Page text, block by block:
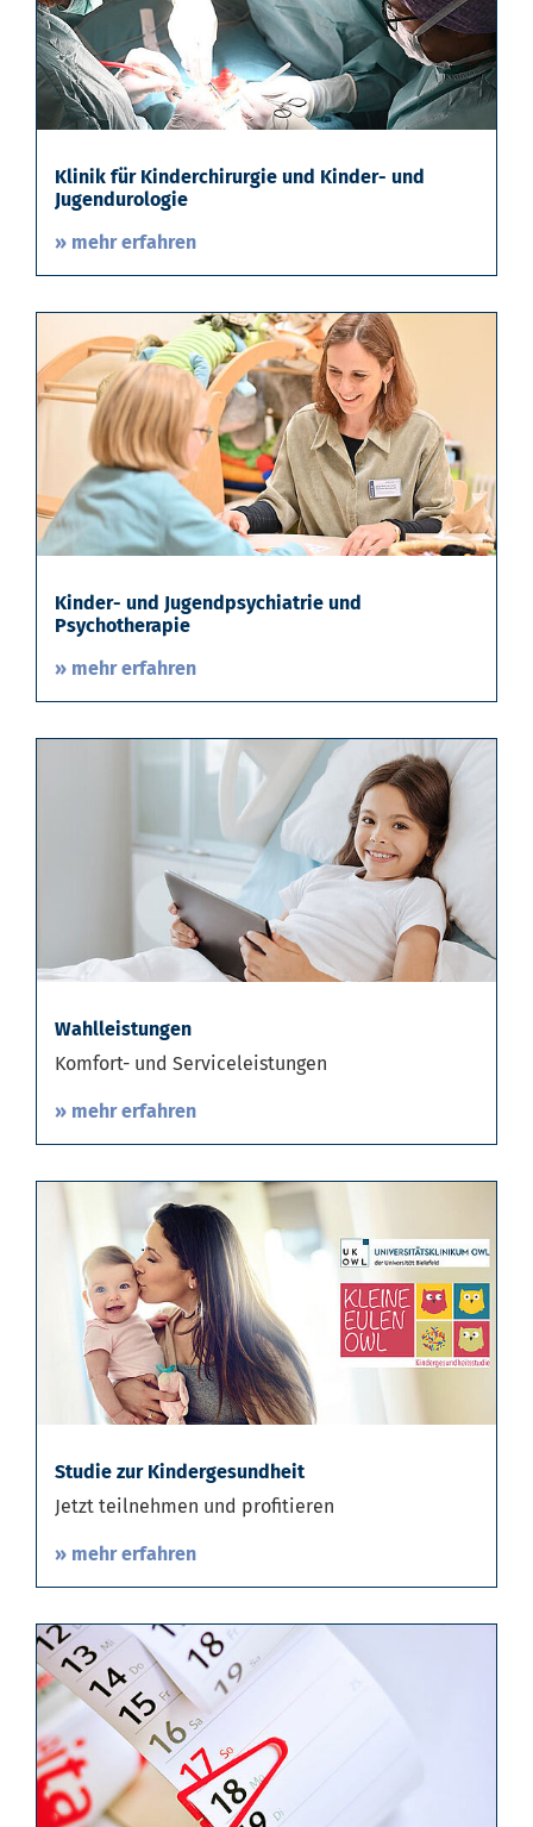
Klinik für Kinderchirurgie und Kinder- und
Jugendurologie
» mehr erfahren
Kinder- und Jugendpsychiatrie und
Psychotherapie
» mehr erfahren
Wahlleistungen
Komfort- und Serviceleistungen
» mehr erfahren
Studie zur Kindergesundheit
Jetzt teilnehmen und profitieren
» mehr erfahren